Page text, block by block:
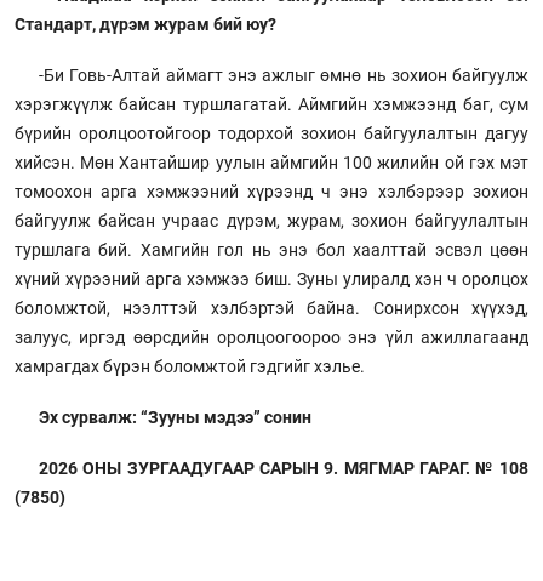
Стандарт, дүрэм журам бий юу?
-Би Говь-Алтай аймагт энэ ажлыг өмнө нь зохион байгуулж
хэрэгжүүлж байсан туршлагатай. Аймгийн хэмжээнд баг, сум
бүрийн оролцоотойгоор тодорхой зохион байгуулалтын дагуу
хийсэн. Мөн Хантайшир уулын аймгийн 100 жилийн ой гэх мэт
томоохон арга хэмжээний хүрээнд ч энэ хэлбэрээр зохион
байгуулж байсан учраас дүрэм, журам, зохион байгуулалтын
туршлага бий. Хамгийн гол нь энэ бол хаалттай эсвэл цөөн
хүний хүрээний арга хэмжээ биш. Зуны улиралд хэн ч оролцох
боломжтой, нээлттэй хэлбэртэй байна. Сонирхсон хүүхэд,
залуус, иргэд өөрсдийн оролцоогоороо энэ үйл ажиллагаанд
хамрагдах бүрэн боломжтой гэдгийг хэлье.
Эх сурвалж: “Зууны мэдээ” сонин
2026 ОНЫ ЗУРГААДУГААР САРЫН 9. МЯГМАР ГАРАГ. № 108
(7850)